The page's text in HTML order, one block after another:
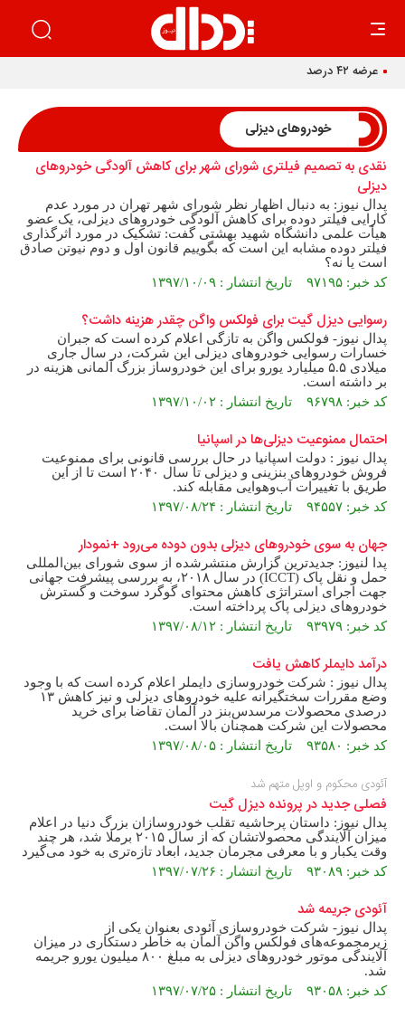
عرضه ۴۲ درصدی سهام تودلی سایپا
خودروهای دیزلی
نقدی به تصمیم فیلتری شورای شهر برای کاهش آلودگی خودروهای
دیزلی
پدال نیوز: به دنبال اظهار نظر شورای شهر تهران در مورد عدم
کارایی فیلتر دوده برای کاهش آلودگی خودروهای دیزلی، یک عضو
هیأت علمی دانشگاه شهید بهشتی گفت: تشکیک در مورد اثرگذاری
فیلتر دوده مشابه این است که بگوییم قانون اول و دوم نیوتن صادق
است یا نه؟
کد خبر: ۹۷۱۹۵ تاریخ انتشار : ۱۳۹۷/۱۰/۰۹
رسوایی دیزل گیت برای فولکس واگن چقدر هزینه داشت؟
پدال نیوز- فولکس واگن به تازگی اعلام کرده است که جبران
خسارات رسوایی خودروهای دیزلی این شرکت، در سال جاری
میلادی ۵.۵ میلیارد یورو برای این خودروساز بزرگ آلمانی هزینه در
بر داشته است.
کد خبر: ۹۶۷۹۸ تاریخ انتشار : ۱۳۹۷/۱۰/۰۲
احتمال ممنوعیت دیزلی‌ها در اسپانیا
پدال نیوز : دولت اسپانیا در حال بررسی قانونی برای ممنوعیت
فروش خودروهای بنزینی و دیزلی تا سال ۲۰۴۰ است تا از این
طریق با تغییرات آب‌و‌هوایی مقابله کند.
کد خبر: ۹۴۵۵۷ تاریخ انتشار : ۱۳۹۷/۰۸/۲۴
جهان به سوی خودروهای دیزلی بدون دوده می‌رود +نمودار
پدا لنیوز: جدیدترین گزارش منتشرشده از سوی شورای بین‌المللی
حمل و نقل پاک (ICCT) در سال ۲۰۱۸، به بررسی پیشرفت جهانی
جهت اجرای استراتژی کاهش محتوای گوگرد سوخت و گسترش
خودروهای دیزلی پاک پرداخته است.
کد خبر: ۹۳۹۷۹ تاریخ انتشار : ۱۳۹۷/۰۸/۱۲
درآمد دایملر کاهش یافت
پدال نیوز : شرکت خودروسازی دایملر اعلام کرده است که با وجود
وضع مقررات سختگیرانه علیه خودروهای دیزلی و نیز کاهش ۱۳
درصدی محصولات مرسدس‌بنز در آلمان تقاضا برای خرید
محصولات این شرکت همچنان بالا است.
کد خبر: ۹۳۵۸۰ تاریخ انتشار : ۱۳۹۷/۰۸/۰۵
آئودی محکوم و اوپل متهم شد
فصلی جدید در پرونده دیزل گیت
پدال نیوز: داستان پرحاشیه تقلب خودروسازان بزرگ دنیا در اعلام
میزان آلایندگی محصولاتشان که از سال ۲۰۱۵ برملا شد، هر چند
وقت یکبار و با معرفی مجرمان جدید، ابعاد تازه‌تری به خود می‌گیرد
کد خبر: ۹۳۰۸۹ تاریخ انتشار : ۱۳۹۷/۰۷/۲۶
آئودی جریمه شد
پدال نیوز- شرکت خودروسازی آئودی بعنوان یکی از
زیرمجموعه‌های فولکس واگن آلمان به خاطر دستکاری در میزان
آلایندگی موتور خودروهای دیزلی به مبلغ ۸۰۰ میلیون یورو جریمه
شد.
کد خبر: ۹۳۰۵۸ تاریخ انتشار : ۱۳۹۷/۰۷/۲۵